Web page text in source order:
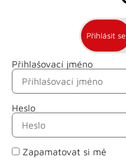
Přihlásit se
Přihlašovací jméno
Heslo
Zapamatovat si mě
Jméno
Příjmení
E-mail